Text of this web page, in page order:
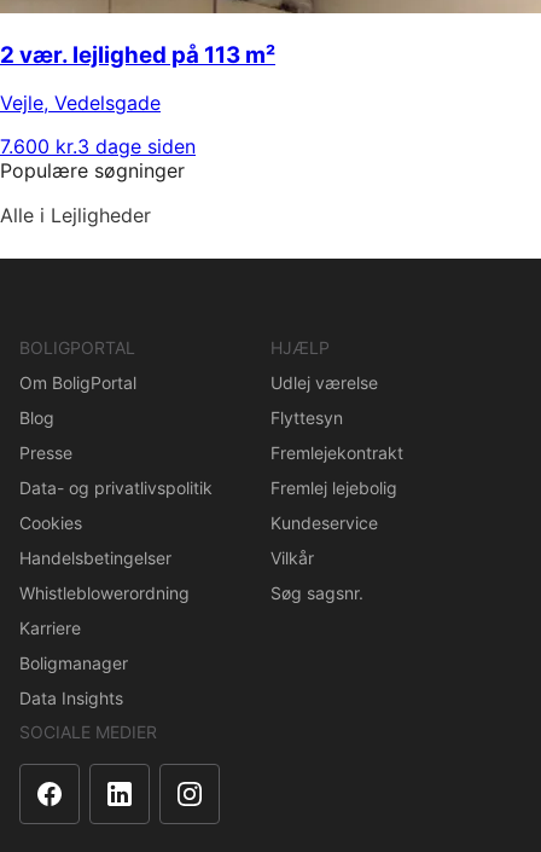
2 vær. lejlighed på 113 m²
Vejle, Vedelsgade
7.600 kr.3 dage siden
Populære søgninger
Alle i Lejligheder
BOLIGPORTAL
Om BoligPortal
Blog
Presse
Data- og privatlivspolitik
Cookies
Handelsbetingelser
Whistleblowerordning
Karriere
Boligmanager
Data Insights
HJÆLP
Udlej værelse
Flyttesyn
Fremlejekontrakt
Fremlej lejebolig
Kundeservice
Vilkår
Søg sagsnr.
SOCIALE MEDIER